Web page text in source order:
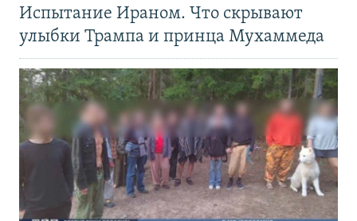
Испытание Ираном. Что скрывают
улыбки Трампа и принца Мухаммеда